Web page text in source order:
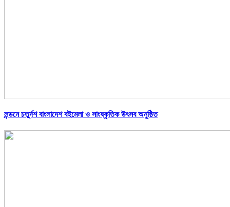
লন্ডনে চতুর্দশ বাংলাদেশ বইমেলা ও সাংষ্কৃতিক উৎসব অনুষ্ঠিত